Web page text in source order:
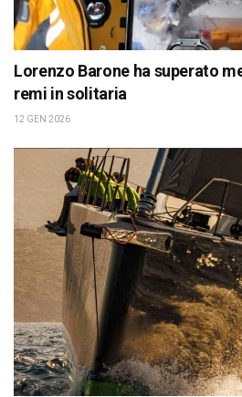
Lorenzo Barone ha superato
remi in solitaria
12 GEN 2026